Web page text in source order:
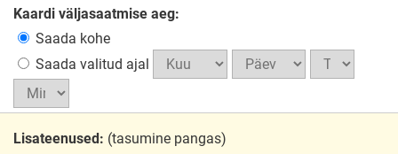
Kaardi väljasaatmise aeg:
Saada kohe
Saada valitud ajal
Lisateenused: (tasumine pangas)